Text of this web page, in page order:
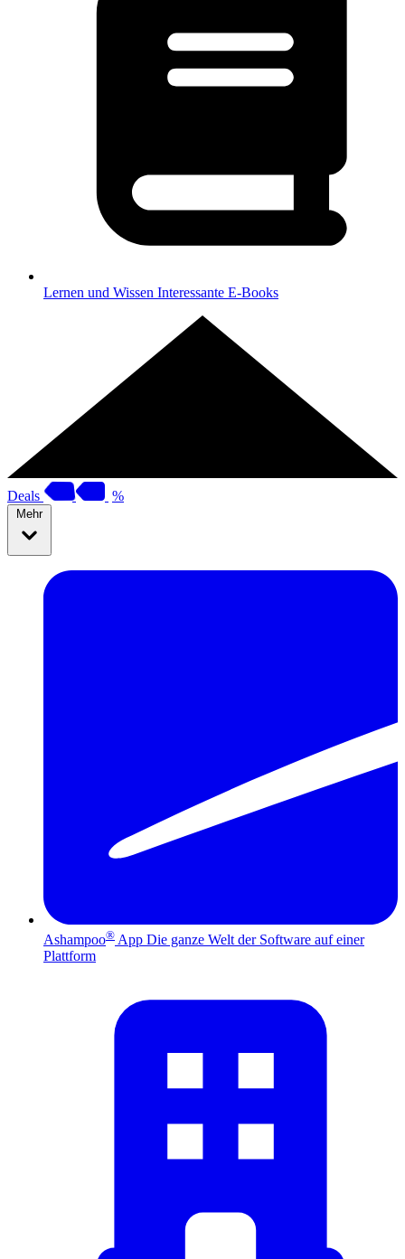
Lernen und Wissen Interessante E-Books
Deals %
Mehr
Ashampoo® App Die ganze Welt der Software auf einer
Plattform